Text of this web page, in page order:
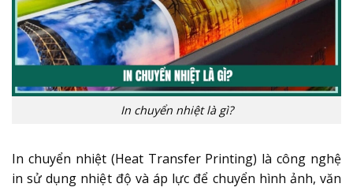
In chuyển nhiệt là gì?
In chuyển nhiệt (Heat Transfer Printing) là công nghệ
in sử dụng nhiệt độ và áp lực để chuyển hình ảnh, văn